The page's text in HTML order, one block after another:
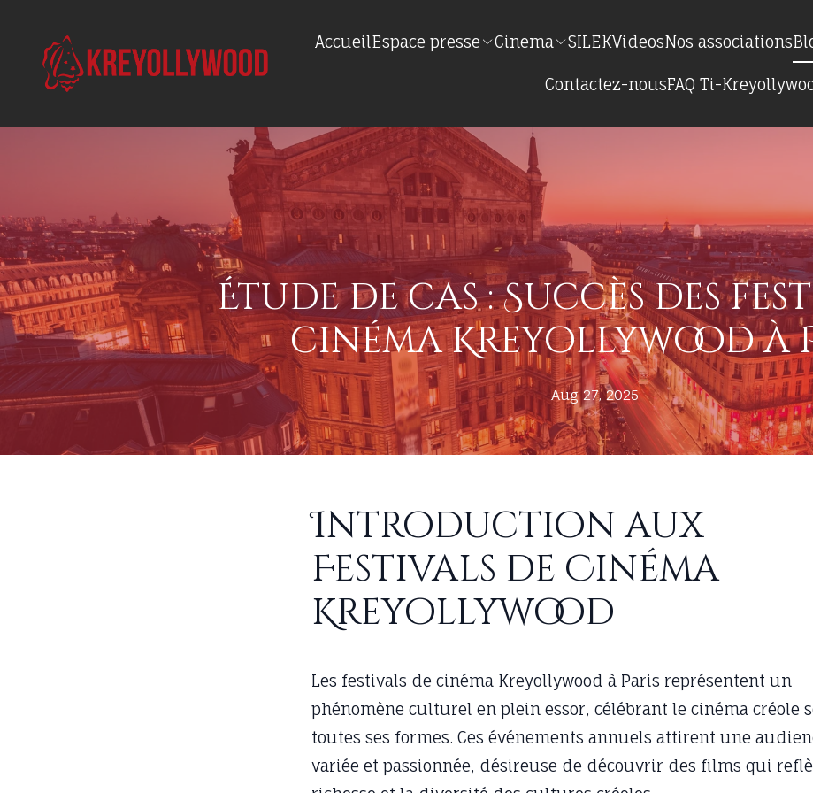
AccueilEspace presse Cinema SILEKVideosNos associations
Contactez-nousFAQ Ti-
Étude de cas : Succès des
cinéma Kreyollywood à
Aug 27, 2025
Introduction aux
Festivals de Cinéma
Kreyollywood
Les festivals de cinéma Kreyollywood à Paris représentent un
phénomène culturel en plein essor, célébrant le cinéma créole
toutes ses formes. Ces événements annuels attirent une
variée et passionnée, désireuse de découvrir des films qui